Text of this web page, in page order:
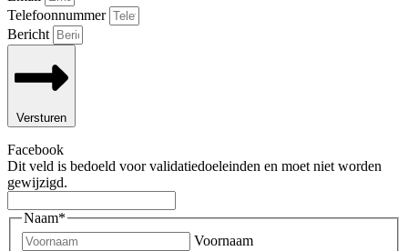
Telefoonnummer
Bericht
Versturen
Facebook
Dit veld is bedoeld voor validatiedoeleinden en moet niet worden
gewijzigd.
Naam*
Voornaam